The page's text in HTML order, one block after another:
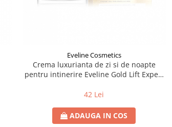
Eveline Cosmetics
Crema luxurianta de zi si de noapte
pentru intinerire Eveline Gold Lift Expert
42 Lei
ADAUGA IN COS